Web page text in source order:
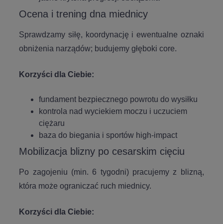
Ocena i trening dna miednicy
Sprawdzamy siłę, koordynację i ewentualne oznaki
obniżenia narządów; budujemy głęboki core.
Korzyści dla Ciebie:
fundament bezpiecznego powrotu do wysiłku
kontrola nad wyciekiem moczu i uczuciem
ciężaru
baza do biegania i sportów high-impact
Mobilizacja blizny po cesarskim cięciu
Po zagojeniu (min. 6 tygodni) pracujemy z blizną,
która może ograniczać ruch miednicy.
Korzyści dla Ciebie: